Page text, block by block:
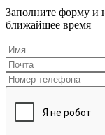
Заполните форму и
ближайшее время